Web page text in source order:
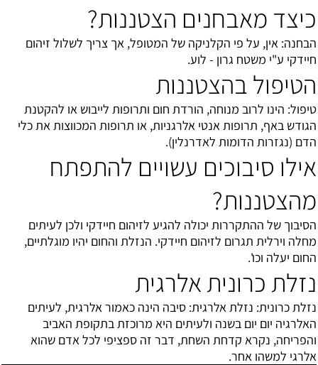
כיצד מאבחנים הצטננות?
הבחנה: אין, על פי הקלניקה של המטופל, אך צריך לשלול זיהום
חיידקי ע"י משטח גרון - לוע.
הטיפול בהצטננות
טיפול: הינו לרוב מנוחה, הורדת חום ותרופות לייבוש או להקטנת
הגודש באף, תרופות אנטי אלרגניות, או תרופות המכווצות את כלי
הדם (נגזרות הדומות לאדרנלין).
אילו סיבוכים עשויים להתפתח
מהצטננות?
הסיבוך של ההתקררות יכולה להגיע לזיהום חיידקי ולכן לעיתים
מחלה וירלית תגרום לזיהום חיידקי. הנזלת והחום יהיו מוגלתיים,
החום יעלה וכו'.
נזלת כרונית אלרגית
נזלת כרונית: נזלת אלרגית: סיבה הינה כאמור אלרגית, לעיתים
האלרגיה יום יום בשנה ולעיתים היא מרוכזת בתקופת האביב
והפריחה, נקרא קדחת השחת, דבר זה ספציפי לכל אדם שהוא
אלרגי למשהו אחר.